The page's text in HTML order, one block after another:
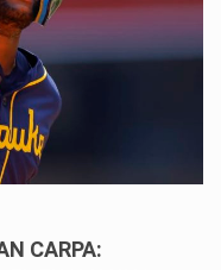
CARPA: